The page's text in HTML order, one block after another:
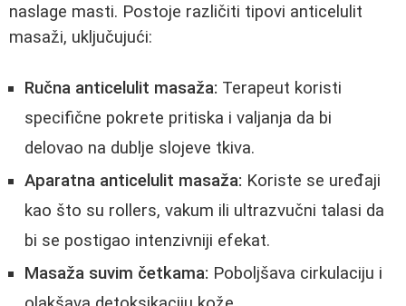
naslage masti. Postoje različiti tipovi anticelulit
masaži, uključujući:
Ručna anticelulit masaža: Terapeut koristi
specifične pokrete pritiska i valjanja da bi
delovao na dublje slojeve tkiva.
Aparatna anticelulit masaža: Koriste se uređaji
kao što su rollers, vakum ili ultrazvučni talasi da
bi se postigao intenzivniji efekat.
Masaža suvim četkama: Poboljšava cirkulaciju i